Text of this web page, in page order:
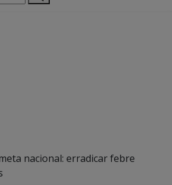
nacional: erradicar febre